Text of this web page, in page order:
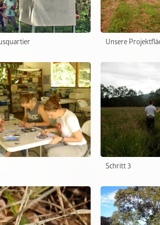
Unsere
Schritt 3